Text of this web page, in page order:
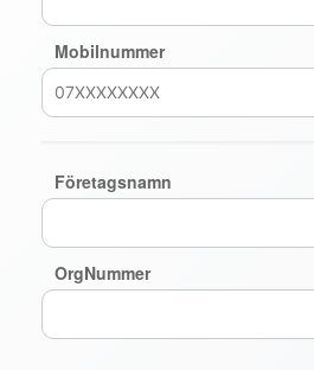
Mobilnummer
Företagsnamn
OrgNummer